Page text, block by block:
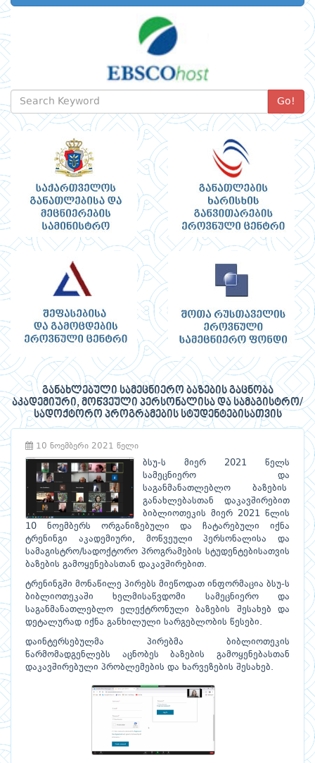
Go!
განახლებული სამეცნიერო ბაზების გაცნობა
აკადემიური, მოწვეული პერსონალისა და სამაგისტრო/
სადოქტორო პროგრამების სტუდენტებისათვის
10 ნოემბერი 2021 წელი
ბსუ-ს მიერ 2021 წელს
სამეცნიერო და
საგანმანათლებლო ბაზების
განახლებასთან დაკავშირებით
ბიბლიოთეკის მიერ 2021 წლის
10 ნოემბერს ორგანიზებული და ჩატარებული იქნა
ტრენინგი აკადემიური, მოწვეული პერსონალისა და
სამაგისტრო/სადოქტორო პროგრამების სტუდენტებისათვის
ბაზების გამოყენებასთან დაკავშირებით.
ტრენინგში მონაწილე პირებს მიეწოდათ ინფორმაცია ბსუ-ს
ბიბლიოთეკაში ხელმისაწვდომი სამეცნიერო და
საგანმანათლებლო ელექტრონული ბაზების შესახებ და
დეტალურად იქნა განხილული სარგებლობის წესები.
დაინტერსებულმა პირებმა ბიბლიოთეკის
წარმომადგენლებს აცნობეს ბაზების გამოყენებასთან
დაკავშირებული პრობლემების და ხარვეზების შესახებ.